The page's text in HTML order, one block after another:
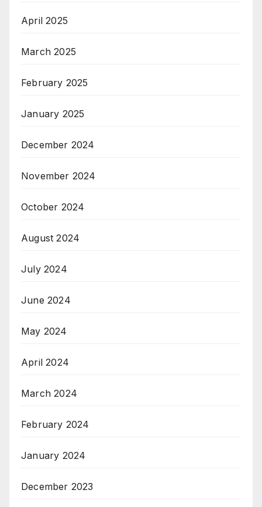
April 2025
March 2025
February 2025
January 2025
December 2024
November 2024
October 2024
August 2024
July 2024
June 2024
May 2024
April 2024
March 2024
February 2024
January 2024
December 2023